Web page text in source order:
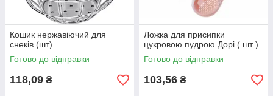
Кошик нержавіючий для
снеків (шт)
Готово до відправки
118,09 ₴
Ложка для присипки
цукровою пудрою Дорі ( шт )
Готово до відправки
103,56 ₴